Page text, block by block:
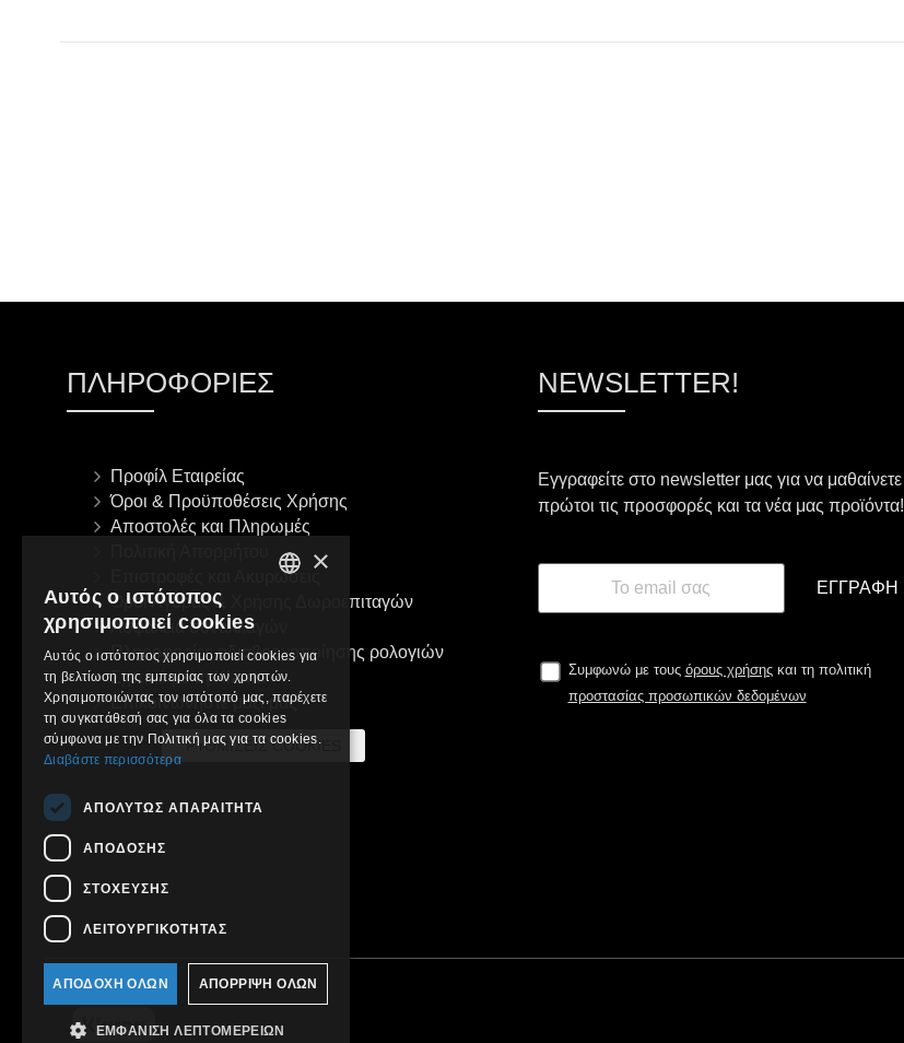
ΠΛΗΡΟΦΟΡΊΕΣ
Προφίλ Εταιρείας
Όροι & Προϋποθέσεις Χρήσης
Αποστολές και Πληρωμές
Επιστροφές και Ακυρώσεις
Όροι Αγοράς & Χρήσης Δωροεπιταγών
Ασφάλεια συναλλαγών
Πληροφορίες αδιαβροχοποίησης ρολογιών
Σχετικά με τη Klarna
Επικοινωνήστε μαζί μας
ΡΥΘΜΊΣΕΙΣ COOKIES
NEWSLETTER!
Εγγραφείτε στο newsletter μας για να μαθαίνετε
πρώτοι τις προσφορές και τα νέα μας προϊόντα!
ΕΓΓΡΑΦΉ
Συμφωνώ με τους όρους χρήσηςκαι τη πολιτική
προστασίας προσωπικών δεδομένων
×
Αυτός ο ιστότοπος
χρησιμοποιεί cookies
Αυτός ο ιστότοπος χρησιμοποιεί cookies για
τη βελτίωση της εμπειρίας των χρηστών.
Χρησιμοποιώντας τον ιστότοπό μας, παρέχετε
τη συγκατάθεσή σας για όλα τα cookies
σύμφωνα με την Πολιτική μας για τα cookies.
Διαβάστε περισσότερα
ΑΠΟΛΎΤΩΣ ΑΠΑΡΑΊΤΗΤΑ
ΑΠΌΔΟΣΗΣ
ΣΤΌΧΕΥΣΗΣ
ΛΕΙΤΟΥΡΓΙΚΌΤΗΤΑΣ
ΑΠΟΔΟΧΉ ΌΛΩΝ ΑΠΌΡΡΙΨΗ ΌΛΩΝ
ΕΜΦΆΝΙΣΗ ΛΕΠΤΟΜΕΡΕΙΏΝ